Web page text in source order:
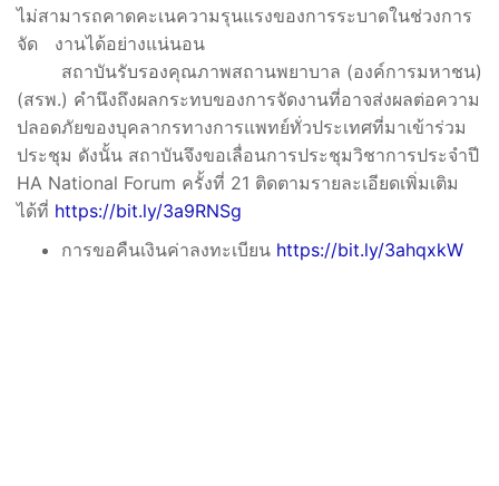
ไม่สามารถคาดคะเนความรุนแรงของการระบาดในช่วงการ
จัด งานได้อย่างแน่นอน
สถาบันรับรองคุณภาพสถานพยาบาล (องค์การมหาชน)
(สรพ.) คำนึงถึงผลกระทบของการจัดงานที่อาจส่งผลต่อความ
ปลอดภัยของบุคลากรทางการแพทย์ทั่วประเทศที่มาเข้าร่วม
ประชุม ดังนั้น สถาบันจึงขอเลื่อนการประชุมวิชาการประจำปี
HA National Forum ครั้งที่ 21 ติดตามรายละเอียดเพิ่มเติม
ได้ที่ https://bit.ly/3a9RNSg
การขอคืนเงินค่าลงทะเบียน https://bit.ly/3ahqxkW